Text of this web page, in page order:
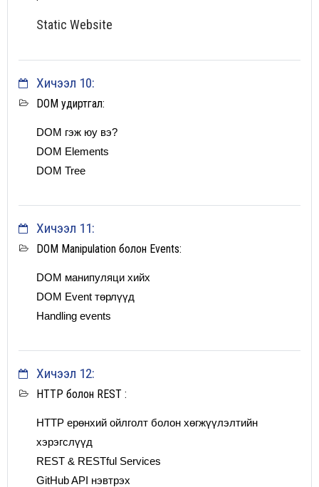
Static Website
Хичээл 10:
DOM удиртгал:
DOM гэж юу вэ?
DOM Elements
DOM Tree
Хичээл 11:
DOM Manipulation болон Events:
DOM манипуляци хийх
DOM Event төрлүүд
Handling events
Хичээл 12:
HTTP болон REST :
HTTP ерөнхий ойлголт болон хөгжүүлэлтийн
хэрэгслүүд
REST & RESTful Services
GitHub API нэвтрэх